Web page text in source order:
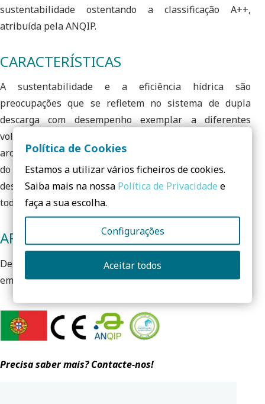
sustentabilidade ostentando a classificação A++,
atribuída pela ANQIP.
CARACTERÍSTICAS
A sustentabilidade e a eficiência hídrica são
preocupações que se refletem no sistema de dupla
descarga com desempenho exemplar a diferentes
volumes (2-4L, 3-4.5l e 6-3L). A ausência do tradicional
aro fechado garante a lavagem e higienização perfeita
do interior da sanita, características intrínsecas do
design e funcionamento do sistema rimflush que equipa
todas as sanitas.
APLICAÇÕES
De instalação fácil e rápida, é ideal para casas de banho
em espaços públicos e privados.
Precisa saber mais? Contacte-nos!
Política de Cookies
Estamos a utilizar vários ficheiros de cookies.
Saiba mais na nossa Política de Privacidade e
faça a sua escolha.
Configurações
Aceitar todos